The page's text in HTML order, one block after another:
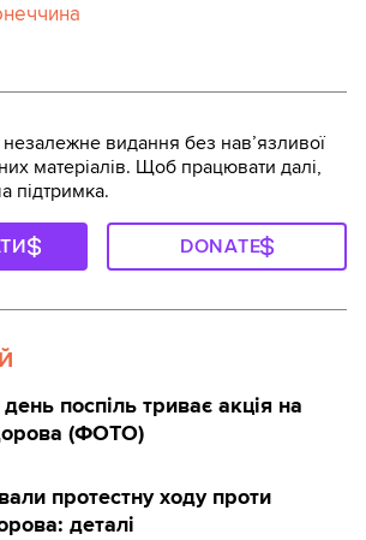
видання без навʼязливої
матеріалів. Щоб працювати далі,
підтримка.
DONATE
поспіль триває акція на
(ФОТО)
протестну ходу проти
деталі